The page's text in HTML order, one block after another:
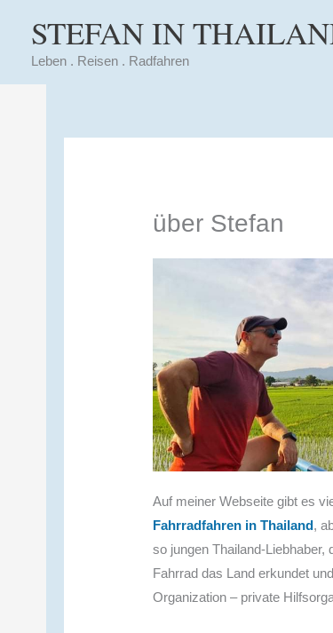
springen
STEFAN IN
Leben . Reisen . Radfahren
über Stefan
Auf meiner Webseite gibt es
Fahrradfahren in Thailand,
so jungen Thailand-Liebhaber,
Fahrrad das Land erkundet
Organization – private